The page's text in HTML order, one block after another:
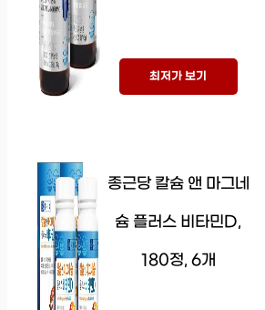
최저가 보기
종근당 칼슘 앤 마그네
슘 플러스 비타민D,
180정, 6개